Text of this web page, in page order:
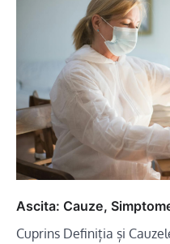
Ascita: Cauze,
Cuprins Definiția și